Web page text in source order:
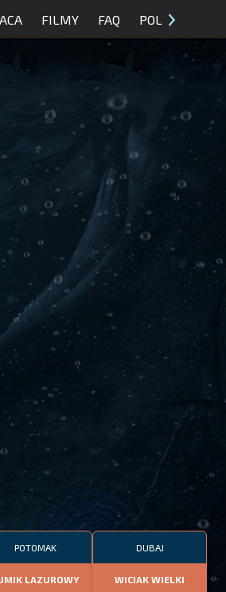
FILMY FAQ POL
POTOMAK
LAZUROWY
DUBAJ
WICIAK WIELKI